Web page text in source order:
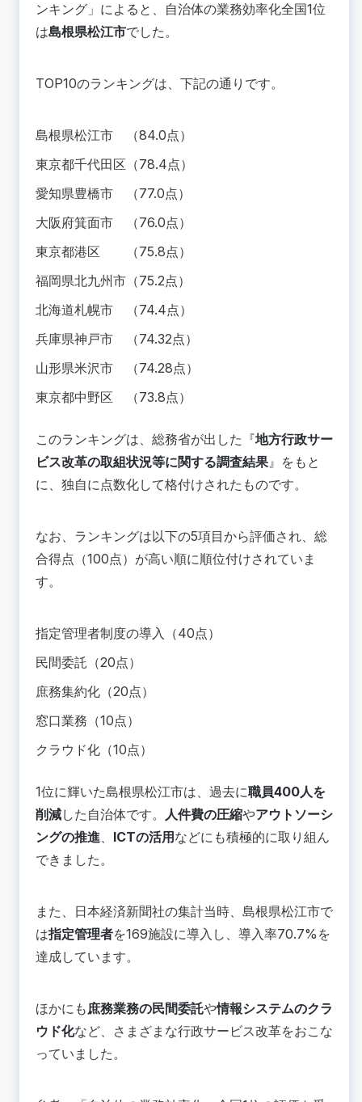
ンキング」によると、自治体の業務効率化全国1位
は島根県松江市でした。
TOP10のランキングは、下記の通りです。
島根県松江市 （84.0点）
東京都千代田区（78.4点）
愛知県豊橋市 （77.0点）
大阪府箕面市 （76.0点）
東京都港区 （75.8点）
福岡県北九州市（75.2点）
北海道札幌市 （74.4点）
兵庫県神戸市 （74.32点）
山形県米沢市 （74.28点）
東京都中野区 （73.8点）
このランキングは、総務省が出した『地方行政サー
ビス改革の取組状況等に関する調査結果』をもと
に、独自に点数化して格付けされたものです。
なお、ランキングは以下の5項目から評価され、総
合得点（100点）が高い順に順位付けされていま
す。
指定管理者制度の導入（40点）
民間委託（20点）
庶務集約化（20点）
窓口業務（10点）
クラウド化（10点）
1位に輝いた島根県松江市は、過去に職員400人を
削減した自治体です。 人件費の圧縮やアウトソーシ
ングの推進、 ICTの活用 などにも積極的に取り組ん
できました。
また、日本経済新聞社の集計当時、島根県松江市で
は指定管理者を169施設に導入し、導入率70.7%を
達成しています。
ほかにも庶務業務の民間委託や情報システムのクラ
ウド化など、さまざまな行政サービス改革をおこな
っていました。